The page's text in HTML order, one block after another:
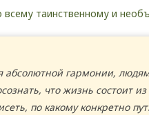
всему таинственному и
абсолютной гармонии,
что жизнь состоит
по какому конкретно